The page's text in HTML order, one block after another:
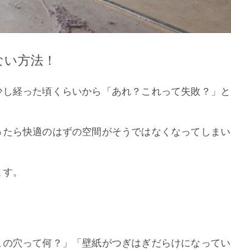
方法！
経った頃くらいから「あれ？これって失敗？」と
ら快適のはずの空間がそうではなくなってしまい
。
穴って何？」「壁紙がつぎはぎだらけになってい